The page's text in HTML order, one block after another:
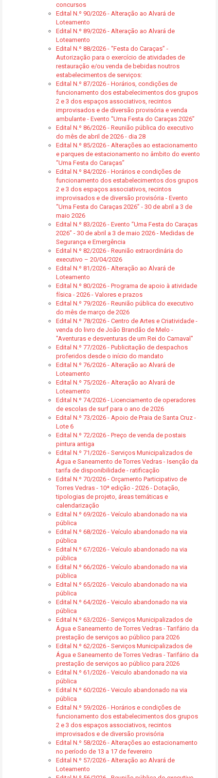
concursos
Edital N.º 90/2026 - Alteração ao Alvará de
Loteamento
Edital N.º 89/2026 - Alteração ao Alvará de
Loteamento
Edital N.º 88/2026 - “Festa do Caraças” -
Autorização para o exercício de atividades de
restauração e/ou venda de bebidas noutros
estabelecimentos de serviços:
Edital N.º 87/2026 - Horários, condições de
funcionamento dos estabelecimentos dos grupos
2 e 3 dos espaços associativos, recintos
improvisados e de diversão provisória e venda
ambulante - Evento “Uma Festa do Caraças 2026”
Edital N.º 86/2026 - Reunião pública do executivo
do mês de abril de 2026 - dia 28
Edital N.º 85/2026 - Alterações ao estacionamento
e parques de estacionamento no âmbito do evento
“Uma Festa do Caraças”
Edital N.º 84/2026 - Horários e condições de
funcionamento dos estabelecimentos dos grupos
2 e 3 dos espaços associativos, recintos
improvisados e de diversão provisória - Evento
“Uma Festa do Caraças 2026” - 30 de abril a 3 de
maio 2026
Edital N.º 83/2026 - Evento “Uma Festa do Caraças
2026” - 30 de abril a 3 de maio 2026 - Medidas de
Segurança e Emergência
Edital N.º 82/2026 - Reunião extraordinária do
executivo – 20/04/2026
Edital N.º 81/2026 - Alteração ao Alvará de
Loteamento
Edital N.º 80/2026 - Programa de apoio à atividade
física - 2026 - Valores e prazos
Edital N.º 79/2026 - Reunião pública do executivo
do mês de março de 2026
Edital N.º 78/2026 - Centro de Artes e Criatividade -
venda do livro de João Brandão de Melo -
"Aventuras e desventuras de um Rei do Carnaval"
Edital N.º 77/2026 - Publicitação de despachos
proferidos desde o início do mandato
Edital N.º 76/2026 - Alteração ao Alvará de
Loteamento
Edital N.º 75/2026 - Alteração ao Alvará de
Loteamento
Edital N.º 74/2026 - Licenciamento de operadores
de escolas de surf para o ano de 2026
Edital N.º 73/2026 - Apoio de Praia de Santa Cruz -
Lote 6
Edital N.º 72/2026 - Preço de venda de postais
pintura antiga
Edital N.º 71/2026 - Serviços Municipalizados de
Água e Saneamento de Torres Vedras - Isenção da
tarifa de disponibilidade - ratificação
Edital N.º 70/2026 - Orçamento Participativo de
Torres Vedras - 10ª edição - 2026 - Dotação,
tipologias de projeto, áreas temáticas e
calendarização
Edital N.º 69/2026 - Veículo abandonado na via
pública
Edital N.º 68/2026 - Veículo abandonado na via
pública
Edital N.º 67/2026 - Veículo abandonado na via
pública
Edital N.º 66/2026 - Veículo abandonado na via
pública
Edital N.º 65/2026 - Veiculo abandonado na via
pública
Edital N.º 64/2026 - Veiculo abandonado na via
pública
Edital N.º 63/2026 - Serviços Municipalizados de
Água e Saneamento de Torres Vedras - Tarifário da
prestação de serviços ao público para 2026
Edital N.º 62/2026 - Serviços Municipalizados de
Água e Saneamento de Torres Vedras - Tarifário da
prestação de serviços ao público para 2026
Edital N.º 61/2026 - Veiculo abandonado na via
pública
Edital N.º 60/2026 - Veiculo abandonado na via
pública
Edital N.º 59/2026 - Horários e condições de
funcionamento dos estabelecimentos dos grupos
2 e 3 dos espaços associativos, recintos
improvisados e de diversão provisória
Edital N.º 58/2026 - Alterações ao estacionamento
no período de 13 a 17 de fevereiro
Edital N.º 57/2026 - Alteração ao Alvará de
Loteamento